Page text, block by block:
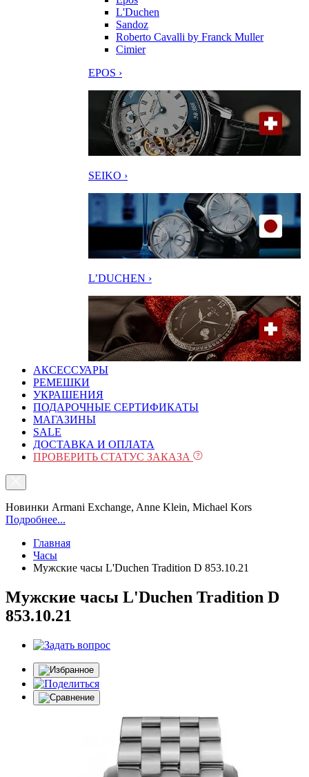
L'Duchen
Sandoz
Roberto Cavalli by Franck Muller
Cimier
EPOS ›
SEIKO ›
L’DUCHEN ›
АКСЕССУАРЫ
РЕМЕШКИ
УКРАШЕНИЯ
ПОДАРОЧНЫЕ СЕРТИФИКАТЫ
МАГАЗИНЫ
SALE
ДОСТАВКА И ОПЛАТА
ПРОВЕРИТЬ СТАТУС ЗАКАЗА
Новинки Armani Exchange, Anne Klein, Michael Kors
Подробнее...
Главная
Часы
Мужские часы L'Duchen Tradition D 853.10.21
Мужские часы L'Duchen Tradition D
853.10.21